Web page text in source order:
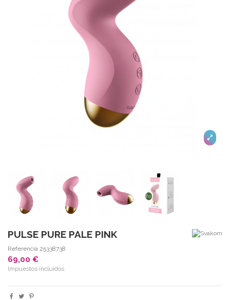
PULSE PURE PALE PINK
Referencia 25338738
69,00 €
Impuestos incluidos